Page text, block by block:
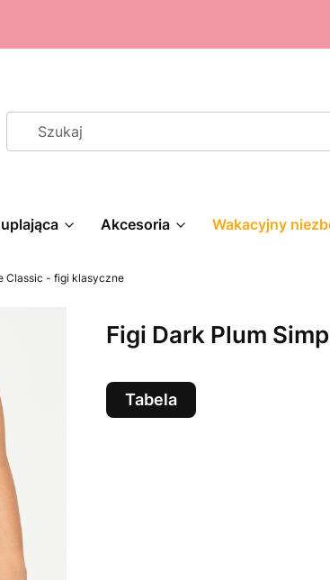
Akcesoria Wakacyjny
Classic - figi klasyczne
Figi Dark Plum
Tabela